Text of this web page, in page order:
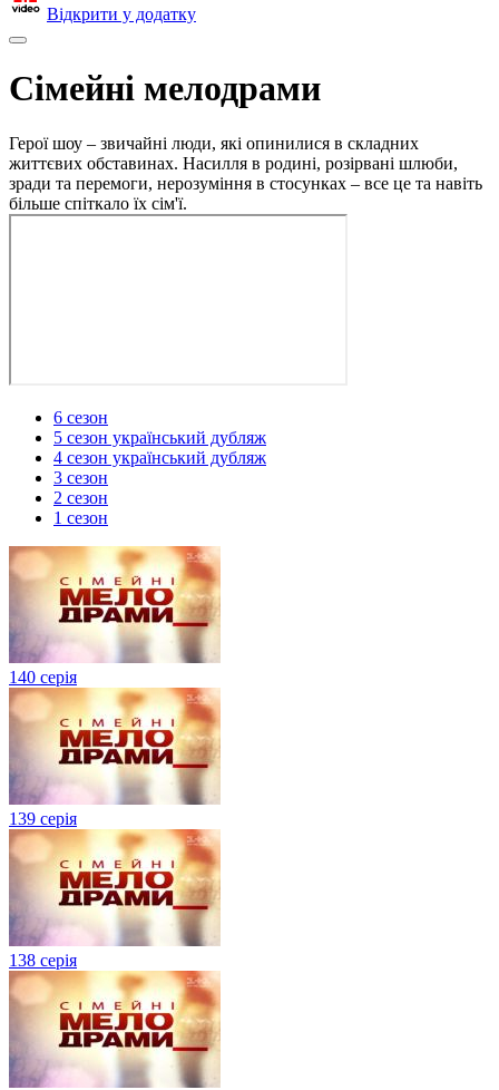
Відкрити у додатку
Сімейні мелодрами
Герої шоу – звичайні люди, які опинилися в складних
життєвих обставинах. Насилля в родині, розірвані шлюби,
зради та перемоги, нерозуміння в стосунках – все це та навіть
більше спіткало їх сім'ї.
6 сезон
5 сезон український дубляж
4 сезон український дубляж
3 сезон
2 сезон
1 сезон
140 серія
139 серія
138 серія